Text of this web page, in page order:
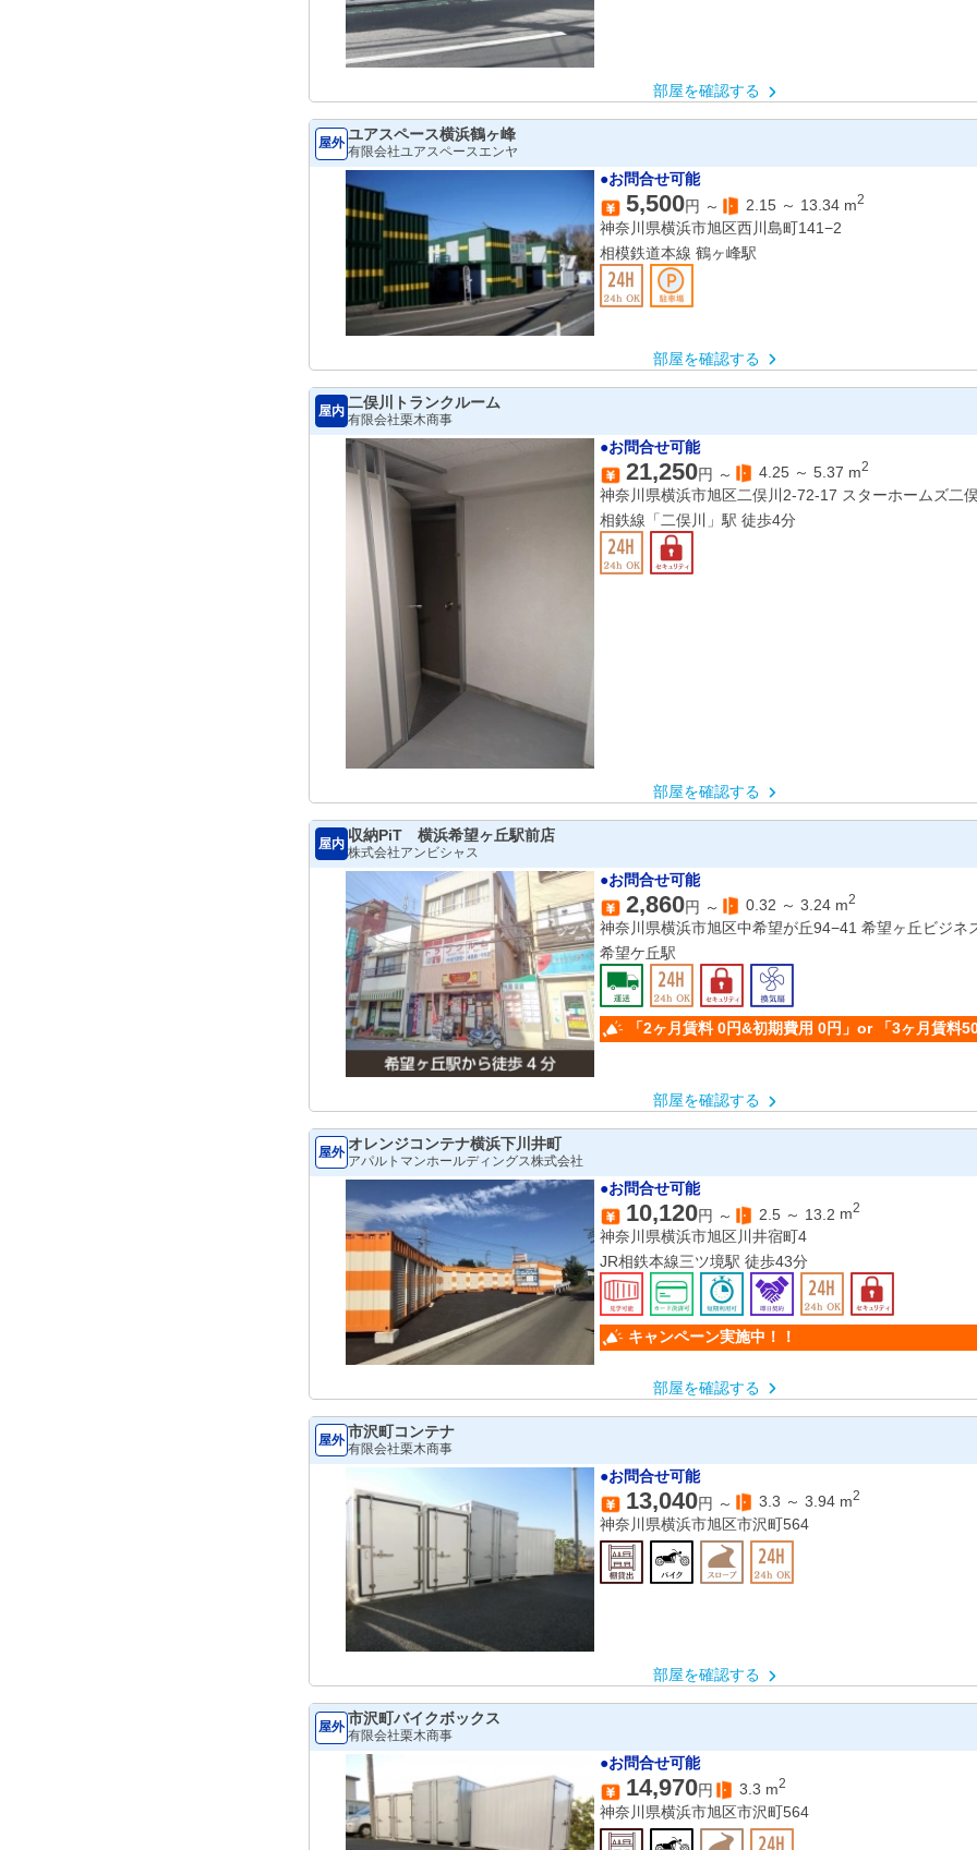
部屋を確認する
屋外 ユアスペース横浜鶴ヶ峰
有限会社ユアスペースエンヤ
●お問合せ可能
5,500円 ～ 2.15 ～ 13.34 m2
神奈川県横浜市旭区西川島町141−2
相模鉄道本線 鶴ヶ峰駅
部屋を確認する
屋内
二俣川トランクルーム
有限会社栗木商事
●お問合せ可能
21,250円 ～ 4.25 ～ 5.37 m2
神奈川県横浜市旭区二俣川2-72-17 スターホームズ二
相鉄線「二俣川」駅 徒歩4分
部屋を確認する
屋内
収納PiT 横浜希望ヶ丘駅前店
株式会社アンビシャス
●お問合せ可能
2,860円 ～ 0.32 ～ 3.24 m2
神奈川県横浜市旭区中希望が丘94−41 希望ヶ丘ビジネ
希望ケ丘駅
「2ヶ月賃料 0円&初期費用 0円」or 「3ヶ月賃料
部屋を確認する
屋外 オレンジコンテナ横浜下川井町
アパルトマンホールディングス株式会社
●お問合せ可能
10,120円 ～ 2.5 ～ 13.2 m2
神奈川県横浜市旭区川井宿町4
JR相鉄本線三ツ境駅 徒歩43分
キャンペーン実施中！！
部屋を確認する
屋外 市沢町コンテナ
有限会社栗木商事
●お問合せ可能
13,040円 ～ 3.3 ～ 3.94 m2
神奈川県横浜市旭区市沢町564
部屋を確認する
屋外 市沢町バイクボックス
有限会社栗木商事
●お問合せ可能
14,970円 3.3 m2
神奈川県横浜市旭区市沢町564